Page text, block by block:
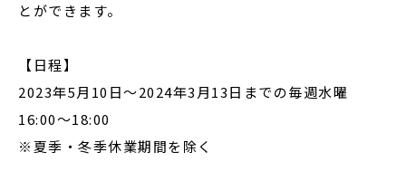
とができます。
【日程】
2023年5月10日〜2024年3月13日までの毎週水曜
16:00〜18:00
※夏季・冬季休業期間を除く